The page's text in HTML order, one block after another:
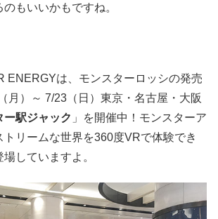
もいいかもですね。
ENERGYは、モンスターロッシの発売
月）～ 7/23（日）東京・名古屋・大阪
ー駅ジャック 」を開催中！モンスターア
トリームな世界を360度VRで体験でき
していますよ。